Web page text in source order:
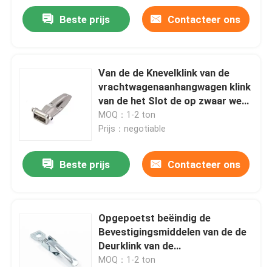
Beste prijs Contacteer ons
Van de de Knevelklink van de
vrachtwagenaanhangwagen klink
van de het Slot de op zwaar werk
berekende knevel
MOQ：1-2 ton
Prijs：negotiable
Beste prijs Contacteer ons
Opgepoetst beëindig de
Bevestigingsmiddelen van de de
Deurklink van de
Vrachtwagenaanhangwagen
MOQ：1-2 ton